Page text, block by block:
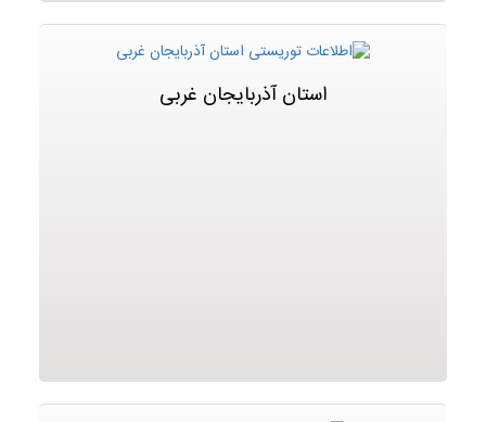
استان آذربایجان غربی